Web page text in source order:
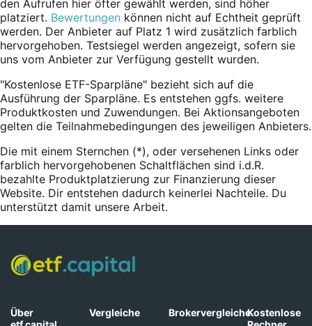
den Aufrufen hier öfter gewählt werden, sind höher
platziert. Bewertungen können nicht auf Echtheit geprüft
werden. Der Anbieter auf Platz 1 wird zusätzlich farblich
hervorgehoben. Testsiegel werden angezeigt, sofern sie
uns vom Anbieter zur Verfügung gestellt wurden.
"Kostenlose ETF-Sparpläne" bezieht sich auf die
Ausführung der Sparpläne. Es entstehen ggfs. weitere
Produktkosten und Zuwendungen. Bei Aktionsangeboten
gelten die Teilnahmebedingungen des jeweiligen Anbieters.
Die mit einem Sternchen (*), oder versehenen Links oder
farblich hervorgehobenen Schaltflächen sind i.d.R.
bezahlte Produktplatzierung zur Finanzierung dieser
Website. Dir entstehen dadurch keinerlei Nachteile. Du
unterstützt damit unsere Arbeit.
Über
Vergleiche
BrokervergleicheKostenlose